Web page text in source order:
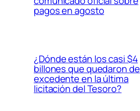
pagos en agosto
¿Dónde están los casi $4
billones que quedaron de
excedente en la última
licitación del Tesoro?